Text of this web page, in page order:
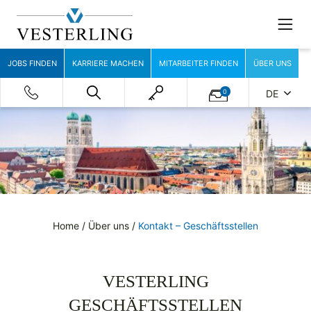
JOBS FINDEN KARRIERE MACHEN MITARBEITER FINDEN ÜBER UNS
0 DE
Home / Über uns / Kontakt – Geschäftsstellen
VESTERLING
GESCHÄFTSSTELLEN